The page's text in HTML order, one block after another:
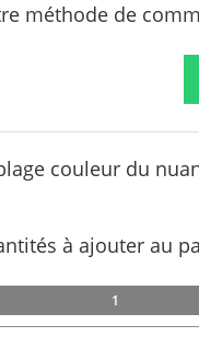
méthode de
couleur du
à ajouter au
1